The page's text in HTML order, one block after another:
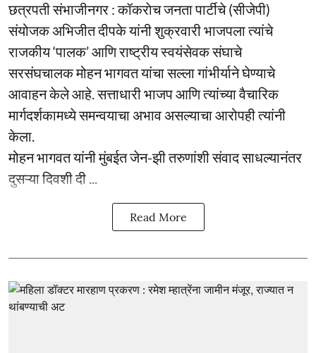
छत्रपती संभाजीनगर : कॉकराेच जनता पार्टीचे (सीजेपी)
संयोजक अभिजीत दीपके यांनी शुक्रवारी भाजपला त्यांचे
राजकीय ‘पालक’ आणि राष्ट्रीय स्वयंसेवक संघाचे
सरसंघचालक मोहन भागवत यांचा सल्ला गांभीर्याने घेण्याचे
आवाहन केले आहे. सत्ताधारी भाजप आणि त्यांच्या वैचारिक
मार्गदर्शकामध्ये समन्वयाचा अभाव असल्याचा आरोपही त्यांनी
केला.
मोहन भागवत यांनी मुंबईत जेन-झी तरुणांशी संवाद साधल्यानंतर
दुसऱ्या दिवशी दी ...
Read More